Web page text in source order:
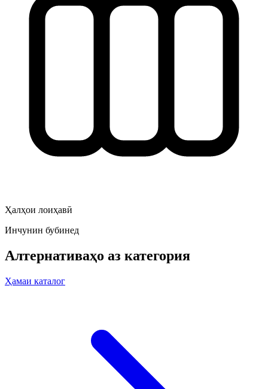
Ҳалҳои лоиҳавӣ
Инчунин бубинед
Алтернативаҳо аз категория
Ҳамаи каталог